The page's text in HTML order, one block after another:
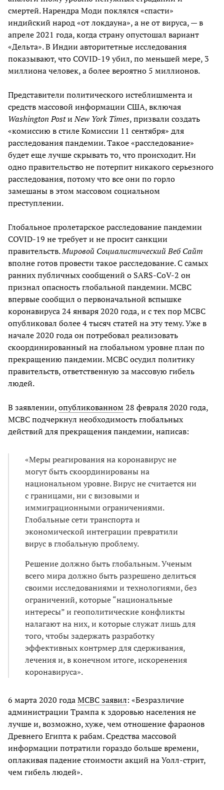
смертей. Нарендра Моди поклялся «спасти»
индийский народ «от локдауна», а не от вируса, — в
апреле 2021 года, когда страну опустошал вариант
«Дельта». В Индии авторитетные исследования
показывают, что COVID-19 убил, по меньшей мере, 3
миллиона человек, а более вероятно 5 миллионов.
Представители политического истеблишмента и
средств массовой информации США, включая
Washington PostиNew York Times, призвали создать
«комиссию в стиле Комиссии 11 сентября» для
расследования пандемии. Такое «расследование»
будет еще лучше скрывать то, что происходит. Ни
одно правительство не потерпит никакого серьезного
расследования, потому что все они по горло
замешаны в этом массовом социальном
преступлении.
Глобальное пролетарское расследование пандемии
COVID-19 не требует и не просит санкции
правительств.Мировой Социалистический Веб Сайт
вполне готов провести такое расследование. С самых
ранних публичных сообщений о SARS-CoV-2 он
признал опасность глобальной пандемии. МСВС
впервые сообщил о первоначальной вспышке
коронавируса 24 января 2020 года, и с тех пор МСВС
опубликовал более 4 тысяч статей на эту тему. Уже в
начале 2020 года он потребовал реализовать
скоординированный на глобальном уровне план по
прекращению пандемии. МСВС осудил политику
правительств, ответственную за массовую гибель
людей.
В заявлении,опубликованном28 февраля 2020 года,
МСВС подчеркнул необходимость глобальных
действий для прекращения пандемии, написав:
«Меры реагирования на коронавирус не
могут быть скоординированы на
национальном уровне. Вирус не считается ни
с границами, ни с визовыми и
иммиграционными ограничениями.
Глобальные сети транспорта и
экономической интеграции превратили
вирус в глобальную проблему.
Решение должно быть глобальным. Ученым
всего мира должно быть разрешено делиться
своими исследованиями и технологиями, без
ограничений, которые “национальные
интересы” и геополитические конфликты
налагают на них, и которые служат лишь для
того, чтобы задержать разработку
эффективных контрмер для сдерживания,
лечения и, в конечном итоге, искоренения
коронавируса».
6 марта 2020 годаМСВС заявил: «Безразличие
администрации Трампа к здоровью населения не
лучше и, возможно, хуже, чем отношение фараонов
Древнего Египта к рабам. Средства массовой
информации потратили гораздо больше времени,
оплакивая падение стоимости акций на Уолл-стрит,
чем гибель людей».